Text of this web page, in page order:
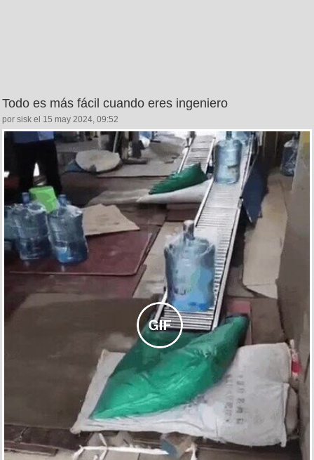
Todo es más fácil cuando eres ingeniero
por sisk el 15 may 2024, 09:52